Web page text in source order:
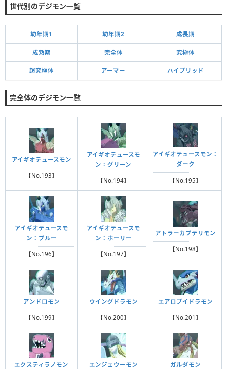
世代別のデジモン一覧
幼年期1 幼年期2 成長期
成熟期 完全体 究極体
超究極体 アーマー ハイブリッド
完全体のデジモン一覧
アイギオテュースモン
【No.193】
アイギオテュースモ
ン：グリーン
【No.194】
アイギオテュースモン：
ダーク
【No.195】
アイギオテュースモ
ン：ブルー
【No.196】
アイギオテュースモ
ン：ホーリー
【No.197】
アトラーカブテリモン
【No.198】
アンドロモン
【No.199】
ウイングドラモン
【No.200】
エアロブイドラモン
【No.201】
エクスティラノモン エンジェウーモン ガルダモン